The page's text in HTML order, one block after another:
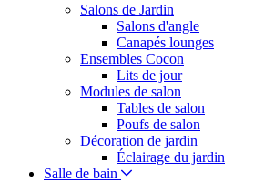
Salons de Jardin
Salons d'angle
Canapés lounges
Ensembles Cocon
Lits de jour
Modules de salon
Tables de salon
Poufs de salon
Décoration de jardin
Éclairage du jardin
Salle de bain